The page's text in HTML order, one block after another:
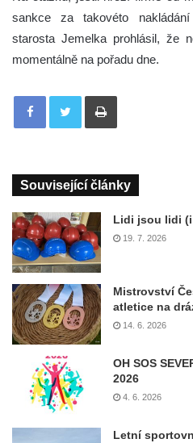
sankce za takovéto
starosta Jemelka prohlásil, že
momentálně na pořadu dne.
Tisknout
Související články
Lidi jsou lidi
19. 7. 2026
Mistrovství
atletice na
14. 6. 2026
OH SOS
2026
4. 6. 2026
Letní